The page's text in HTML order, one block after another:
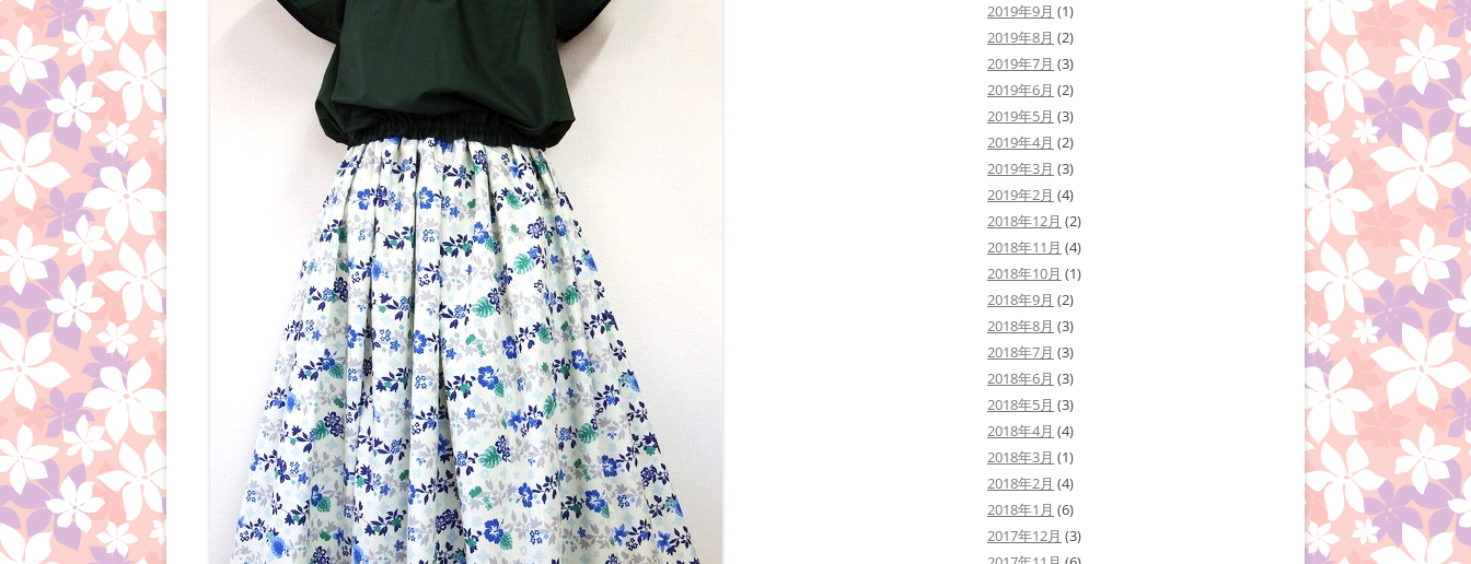
2019年9月 (1)
2019年8月 (2)
2019年7月 (3)
2019年6月 (2)
2019年5月 (3)
2019年4月 (2)
2019年3月 (3)
2019年2月 (4)
2018年12月 (2)
2018年11月 (4)
2018年10月 (1)
2018年9月 (2)
2018年8月 (3)
2018年7月 (3)
2018年6月 (3)
2018年5月 (3)
2018年4月 (4)
2018年3月 (1)
2018年2月 (4)
2018年1月 (6)
2017年12月 (3)